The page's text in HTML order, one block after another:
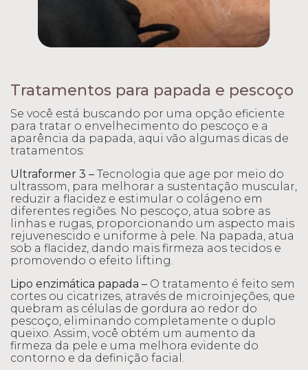
Tratamentos para papada e pescoço
Se você está buscando por uma opção eficiente
para tratar o envelhecimento do pescoço e a
aparência da papada, aqui vão algumas dicas de
tratamentos:
Ultraformer 3 – Tecnologia que age por meio do
ultrassom, para melhorar a sustentação muscular,
reduzir a flacidez e estimular o colágeno em
diferentes regiões. No pescoço, atua sobre as
linhas e rugas, proporcionando um aspecto mais
rejuvenescido e uniforme à pele. Na papada, atua
sob a flacidez, dando mais firmeza aos tecidos e
promovendo o efeito lifting.
Lipo enzimática papada – O tratamento é feito sem
cortes ou cicatrizes, através de microinjeções, que
quebram as células de gordura ao redor do
pescoço, eliminando completamente o duplo
queixo. Assim, você obtém um aumento da
firmeza da pele e uma melhora evidente do
contorno e da definição facial.